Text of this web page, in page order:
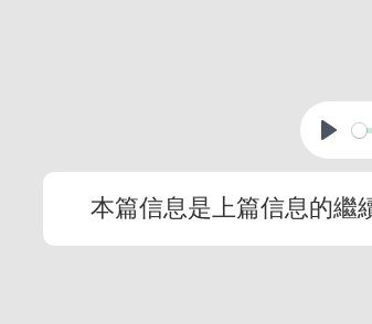
本篇信息是上篇信息的繼